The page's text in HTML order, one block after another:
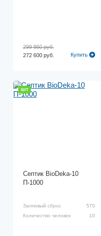
272 600 руб.
299 860 руб.
Купить
ХИТ
Септик BioDeka-10
П-1000
Залповый сброс
570
Количество человек
10